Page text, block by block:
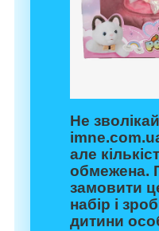
Не
але
обмежена.
замовити
набір і
дитини